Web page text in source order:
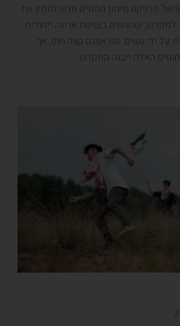
פרויקט מימון המונים חדש מזמין את
למקדש, שנעשית בשיטת אריגה ייחודית
על ידי נשים. זהו אמנם קצה חוט, אך
האלה ייבנה המקדש